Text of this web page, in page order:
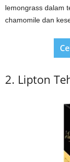
lemongrass dalam
chamomile dan
2. Lipton